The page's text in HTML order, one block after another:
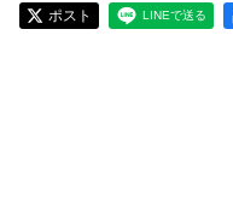
ポスト LINEで送る